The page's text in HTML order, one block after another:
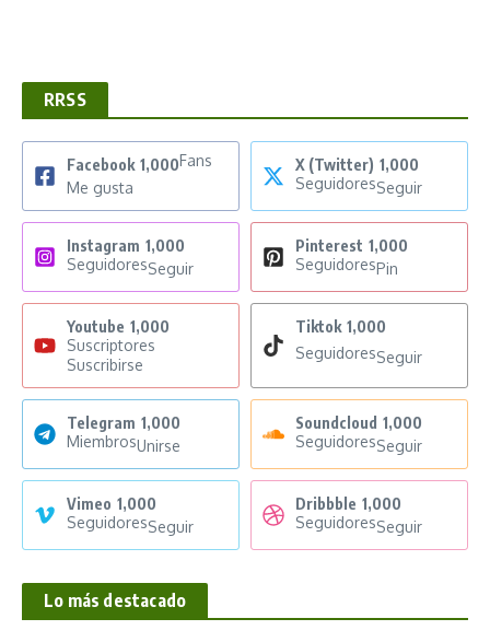
RRSS
Facebook 1,000Fans
Me gusta
X (Twitter) 1,000
SeguidoresSeguir
Instagram 1,000
SeguidoresSeguir
Pinterest 1,000
SeguidoresPin
Youtube 1,000
Suscriptores
Suscribirse
Tiktok 1,000
SeguidoresSeguir
Telegram 1,000
MiembrosUnirse
Soundcloud 1,000
SeguidoresSeguir
Vimeo 1,000
SeguidoresSeguir
Dribbble 1,000
SeguidoresSeguir
Lo más destacado